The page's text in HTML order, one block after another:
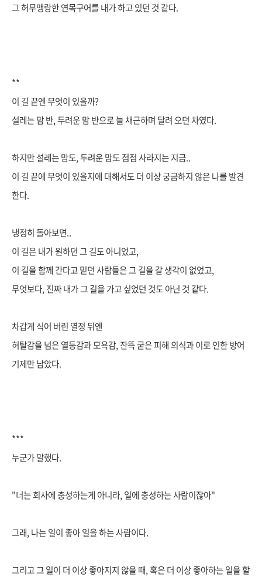
그 허무맹랑한 연목구어를 내가 하고 있던 것 같다.
**
이 길 끝엔 무엇이 있을까?
설레는 맘 반, 두려운 맘 반으로 늘 채근하며 달려 오던 차였다.
하지만 설레는 맘도, 두려운 맘도 점점 사라지는 지금..
이 길 끝에 무엇이 있을지에 대해서도 더 이상 궁금하지 않은 나를 발견
한다.
냉정히 돌아보면..
이 길은 내가 원하던 그 길도 아니었고,
이 길을 함께 간다고 믿던 사람들은 그 길을 갈 생각이 없었고,
무엇보다, 진짜 내가 그 길을 가고 싶었던 것도 아닌 것 같다.
차갑게 식어 버린 열정 뒤엔
허탈감을 넘은 열등감과 모욕감, 잔뜩 굳은 피해 의식과 이로 인한 방어
기제만 남았다.
***
누군가 말했다.
"너는 회사에 충성하는게 아니라, 일에 충성하는 사람이잖아"
그래, 나는 일이 좋아 일을 하는 사람이다.
그리고 그 일이 더 이상 좋아지지 않을 때, 혹은 더 이상 좋아하는 일을 할